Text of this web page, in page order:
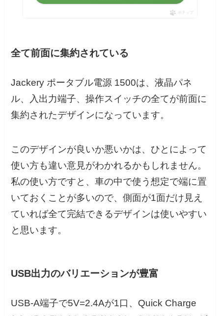
ポチップ
全て前面に集約されている
Jackery ポータブル電源 1500は、液晶パネ
ル、入出力端子、操作スイッチの全てが前面に
集約されたデザインになっています。
このデザインが良いか悪いかは、ひとによって
使い方も違い意見がわかれるかもしれません。
私の使い方ですと、車の中で使う想定で端に置
いておくことが多いので、側面が1面だけ見え
ていれば全て完結できるデザインは使いやすい
と思います。
USB出力のバリエーションが豊富
USB-A端子で5V=2.4Aが1口、Quick Charge